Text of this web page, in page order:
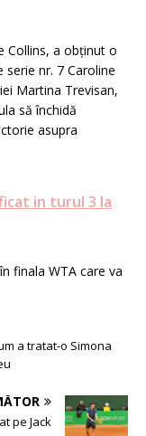
Collins, a obținut o
nr. 7 Caroline
Martina Trevisan,
să închidă
asupra
in turul 3 la
finala WTA care va
a tratat-o Simona
pe Jack